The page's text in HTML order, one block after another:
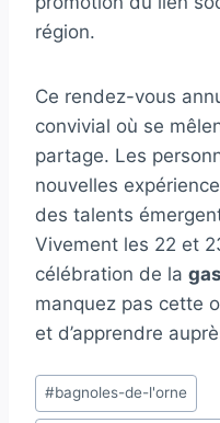
région.
Ce rendez-vous
convivial où se
partage. Les
nouvelles
des talents
Vivement les 22 et
célébration de la
manquez pas cette
et d’apprendre
Étiquettes
de
#bagnoles-de-l'orne